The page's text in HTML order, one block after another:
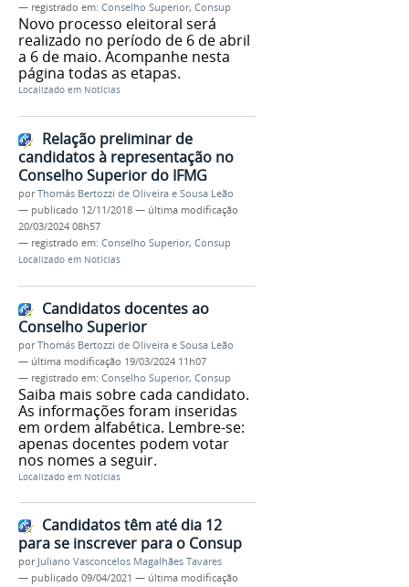
— registrado em: Conselho Superior, Consup
Novo processo eleitoral será
realizado no período de 6 de abril
a 6 de maio. Acompanhe nesta
página todas as etapas.
Localizado em Notícias
Relação preliminar de
candidatos à representação no
Conselho Superior do IFMG
porThomás Bertozzi de Oliveira e Sousa Leão
— publicado 12/11/2018 — última modificação
20/03/2024 08h57
— registrado em: Conselho Superior, Consup
Localizado em Notícias
Candidatos docentes ao
Conselho Superior
porThomás Bertozzi de Oliveira e Sousa Leão
— última modificação 19/03/2024 11h07
— registrado em: Conselho Superior, Consup
Saiba mais sobre cada candidato.
As informações foram inseridas
em ordem alfabética. Lembre-se:
apenas docentes podem votar
nos nomes a seguir.
Localizado em Notícias
Candidatos têm até dia 12
para se inscrever para o Consup
por Juliano Vasconcelos Magalhães Tavares
— publicado 09/04/2021 — última modificação